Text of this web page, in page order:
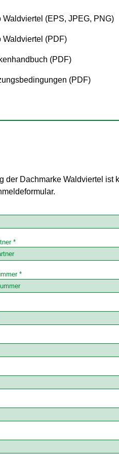
Waldviertel (EPS, JPEG, PNG)
Waldviertel (PDF)
(PDF)
(PDF)
der Dachmarke Waldviertel ist
*
*